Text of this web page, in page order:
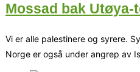
Mossad bak
Vi er alle palestinere og syrere.
Norge er også under angrep av